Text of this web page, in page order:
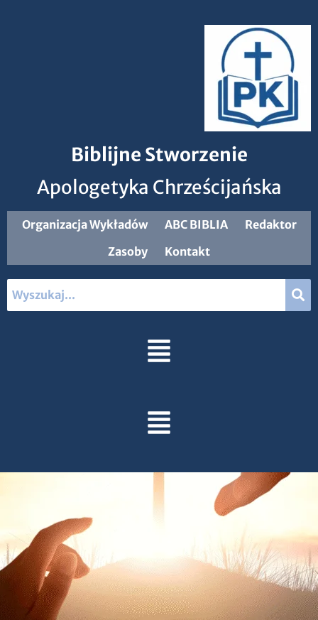
Biblijne Stworzenie
Apologetyka Chrześcijańska
Organizacja Wykładów ABC BIBLIA
Redaktor
Zasoby
Kontakt